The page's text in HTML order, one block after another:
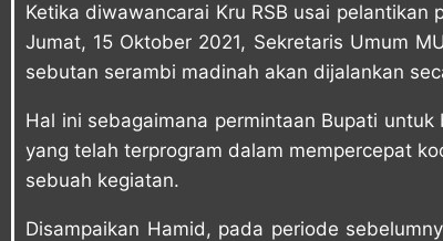
Ketika diwawancarai Kru RSB usai
Jumat, 15 Oktober 2021, Sekretaris Umum
sebutan serambi madinah akan dijalankan
Hal ini sebagaimana permintaan Bupati
yang telah terprogram dalam mempercepat
sebuah kegiatan.
Disampaikan Hamid, pada periode